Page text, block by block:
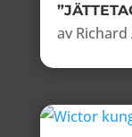
av Richard